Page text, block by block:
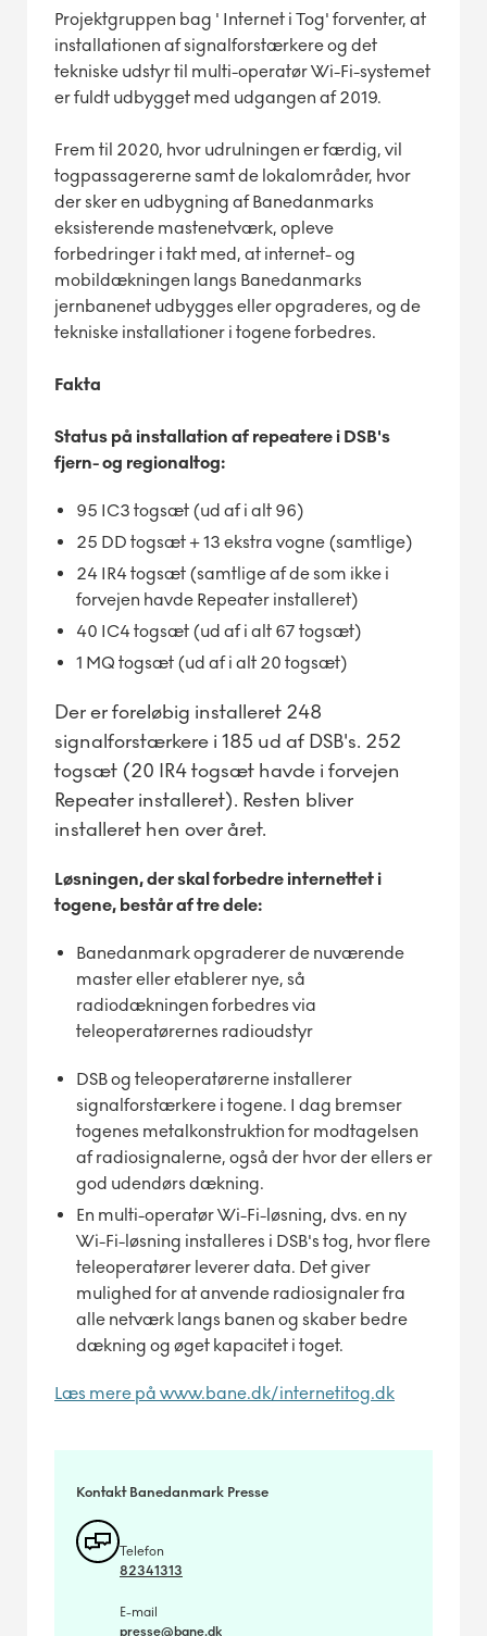
Projektgruppen bag ' Internet i Tog' forventer, at
installationen af signalforstærkere og det
tekniske udstyr til multi-operatør Wi-Fi-systemet
er fuldt udbygget med udgangen af 2019.
Frem til 2020, hvor udrulningen er færdig, vil
togpassagererne samt de lokalområder, hvor
der sker en udbygning af Banedanmarks
eksisterende mastenetværk, opleve
forbedringer i takt med, at internet- og
mobildækningen langs Banedanmarks
jernbanenet udbygges eller opgraderes, og de
tekniske installationer i togene forbedres.
Fakta
Status på installation af repeatere i DSB's
fjern- og regionaltog:
95 IC3 togsæt (ud af i alt 96)
25 DD togsæt + 13 ekstra vogne (samtlige)
24 IR4 togsæt (samtlige af de som ikke i
forvejen havde Repeater installeret)
40 IC4 togsæt (ud af i alt 67 togsæt)
1 MQ togsæt (ud af i alt 20 togsæt)
Der er foreløbig installeret 248
signalforstærkere i 185 ud af DSB's. 252
togsæt (20 IR4 togsæt havde i forvejen
Repeater installeret). Resten bliver
installeret hen over året.
Løsningen, der skal forbedre internettet i
togene, består af tre dele:
Banedanmark opgraderer de nuværende
master eller etablerer nye, så
radiodækningen forbedres via
teleoperatørernes radioudstyr
DSB og teleoperatørerne installerer
signalforstærkere i togene. I dag bremser
togenes metalkonstruktion for modtagelsen
af radiosignalerne, også der hvor der ellers er
god udendørs dækning.
En multi-operatør Wi-Fi-løsning, dvs. en ny
Wi-Fi-løsning installeres i DSB's tog, hvor flere
teleoperatører leverer data. Det giver
mulighed for at anvende radiosignaler fra
alle netværk langs banen og skaber bedre
dækning og øget kapacitet i toget.
Læs mere på www.bane.dk/internetitog.dk
Kontakt Banedanmark Presse
Telefon
82341313
E-mail
presse@bane.dk